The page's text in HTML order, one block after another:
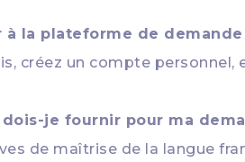
à la plateforme de
créez un compte
je fournir pour ma
de maîtrise de la langue